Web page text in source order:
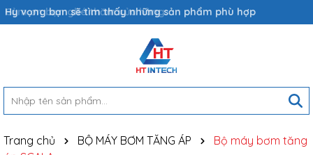
Hy vọng bạn sẽ tìm thấy những sản phẩm phù hợp
Trang chủ BỘ MÁY BƠM TĂNG ÁP
Bộ máy bơm tăng